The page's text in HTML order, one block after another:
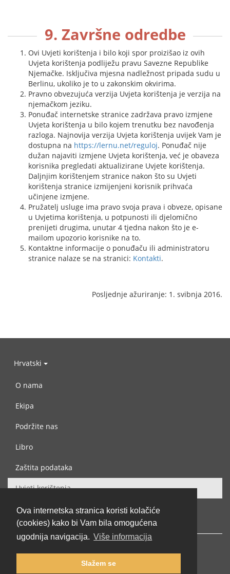
Ova internetska stranica koristi kolačiće
(cookies) kako bi Vam bila omogućena
ugodnija navigacija. Više informacija
Slažem se
9. Završne odredbe
Ovi Uvjeti korištenja i bilo koji spor proizišao iz ovih
Uvjeta korištenja podliježu pravu Savezne Republike
Njemačke. Isključiva mjesna nadležnost pripada sudu u
Berlinu, ukoliko je to u zakonskim okvirima.
Pravno obvezujuća verzija Uvjeta korištenja je verzija na
njemačkom jeziku.
Ponuđač internetske stranice zadržava pravo izmjene
Uvjeta korištenja u bilo kojem trenutku bez navođenja
razloga. Najnovija verzija Uvjeta korištenja uvijek Vam je
dostupna na https://lernu.net/reguloj. Ponuđač nije
dužan najaviti izmjene Uvjeta korištenja, već je obaveza
korisnika pregledati aktualizirane Uvjete korištenja.
Daljnjim korištenjem stranice nakon što su Uvjeti
korištenja stranice izmijenjeni korisnik prihvaća
učinjene izmjene.
Pružatelj usluge ima pravo svoja prava i obveze, opisane
u Uvjetima korištenja, u potpunosti ili djelomično
prenijeti drugima, unutar 4 tjedna nakon što je e-
mailom upozorio korisnike na to.
Kontaktne informacije o ponuđaču ili administratoru
stranice nalaze se na stranici: Kontakti.
Posljednje ažuriranje: 1. svibnja 2016.
Hrvatski
O nama
Ekipa
Podržite nas
Libro
Zaštita podataka
Uvjeti korištenja
Kontaktiraj nas